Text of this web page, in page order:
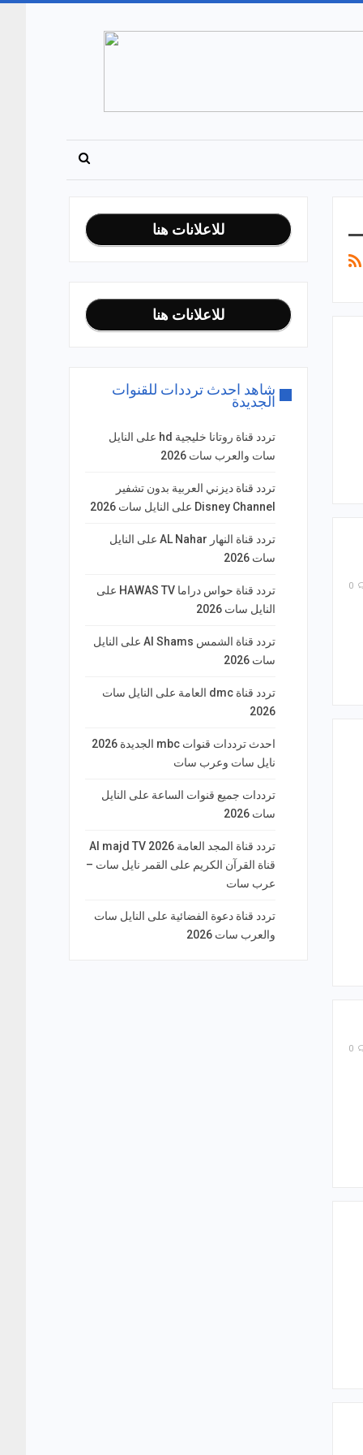
للاعلانات هنا
للاعلانات هنا
شاهد احدث ترددات للقنوات
الجديدة
تردد قناة روتانا خليجية hd على النايل
سات والعرب سات 2026
تردد قناة ديزني العربية بدون تشفير
Disney Channel على النايل سات 2026
تردد قناة النهار AL Nahar على النايل
سات 2026
تردد قناة حواس دراما HAWAS TV على
النايل سات 2026
تردد قناة الشمس Al Shams على النايل
سات 2026
تردد قناة dmc العامة على النايل سات
2026
احدث ترددات قنوات mbc الجديدة 2026
نايل سات وعرب سات
ترددات جميع قنوات الساعة على النايل
سات 2026
تردد قناة المجد العامة Al majd TV 2026
قناة القرآن الكريم على القمر نايل سات –
عرب سات
تردد قناة دعوة الفضائية على النايل سات
والعرب سات 2026